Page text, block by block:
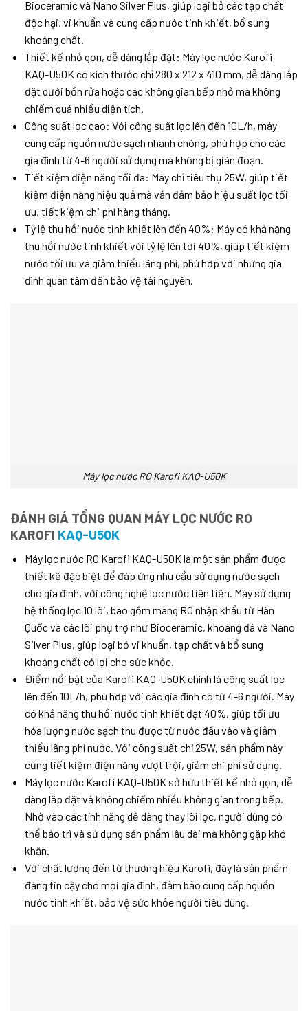
Bioceramic và Nano Silver Plus, giúp loại bỏ các tạp chất
độc hại, vi khuẩn và cung cấp nước tinh khiết, bổ sung
khoáng chất.
Thiết kế nhỏ gọn, dễ dàng lắp đặt: Máy lọc nước Karofi
KAQ-U50K có kích thước chỉ 280 x 212 x 410 mm, dễ dàng lắp
đặt dưới bồn rửa hoặc các không gian bếp nhỏ mà không
chiếm quá nhiều diện tích.
Công suất lọc cao: Với công suất lọc lên đến 10L/h, máy
cung cấp nguồn nước sạch nhanh chóng, phù hợp cho các
gia đình từ 4-6 người sử dụng mà không bị gián đoạn.
Tiết kiệm điện năng tối đa: Máy chỉ tiêu thụ 25W, giúp tiết
kiệm điện năng hiệu quả mà vẫn đảm bảo hiệu suất lọc tối
ưu, tiết kiệm chi phí hàng tháng.
Tỷ lệ thu hồi nước tinh khiết lên đến 40%: Máy có khả năng
thu hồi nước tinh khiết với tỷ lệ lên tới 40%, giúp tiết kiệm
nước tối ưu và giảm thiểu lãng phí, phù hợp với những gia
đình quan tâm đến bảo vệ tài nguyên.
Máy lọc nước RO Karofi KAQ-U50K
ĐÁNH GIÁ TỔNG QUAN MÁY LỌC NƯỚC RO
KAROFI KAQ-U50K
Máy lọc nước RO Karofi KAQ-U50K là một sản phẩm được
thiết kế đặc biệt để đáp ứng nhu cầu sử dụng nước sạch
cho gia đình, với công nghệ lọc nước tiên tiến. Máy sử dụng
hệ thống lọc 10 lõi, bao gồm màng RO nhập khẩu từ Hàn
Quốc và các lõi phụ trợ như Bioceramic, khoáng đá và Nano
Silver Plus, giúp loại bỏ vi khuẩn, tạp chất và bổ sung
khoáng chất có lợi cho sức khỏe.
Điểm nổi bật của Karofi KAQ-U50K chính là công suất lọc
lên đến 10L/h, phù hợp với các gia đình có từ 4-6 người. Máy
có khả năng thu hồi nước tinh khiết đạt 40%, giúp tối ưu
hóa lượng nước sạch thu được từ nước đầu vào và giảm
thiểu lãng phí nước. Với công suất chỉ 25W, sản phẩm này
cũng tiết kiệm điện năng vượt trội, giảm chi phí sử dụng.
Máy lọc nước Karofi KAQ-U50K sở hữu thiết kế nhỏ gọn, dễ
dàng lắp đặt và không chiếm nhiều không gian trong bếp.
Nhờ vào các tính năng dễ dàng thay lõi lọc, người dùng có
thể bảo trì và sử dụng sản phẩm lâu dài mà không gặp khó
khăn.
Với chất lượng đến từ thương hiệu Karofi, đây là sản phẩm
đáng tin cậy cho mọi gia đình, đảm bảo cung cấp nguồn
nước tinh khiết, bảo vệ sức khỏe người tiêu dùng.